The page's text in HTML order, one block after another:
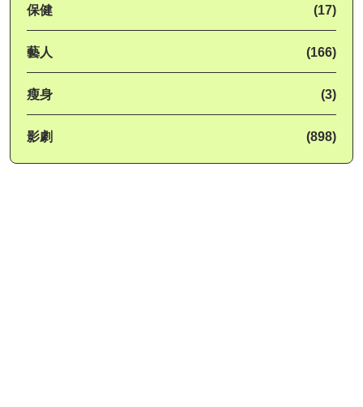
保健 (17)
藝人 (166)
瘦身 (3)
影劇 (898)